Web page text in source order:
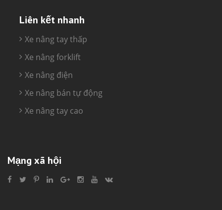
Liên kết nhanh
Xe nâng tay thấp
Xe nâng forklift
Xe nâng điện
Xe nâng bán tự động
Xe nâng tay cao
Mạng xã hội